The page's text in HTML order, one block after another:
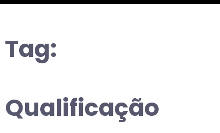
Tag:
Qualificação